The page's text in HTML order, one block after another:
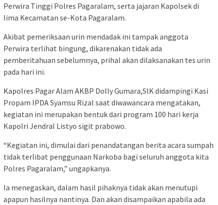
Perwira Tinggi Polres Pagaralam, serta jajaran Kapolsek di
lima Kecamatan se-Kota Pagaralam.
Akibat pemeriksaan urin mendadak ini tampak anggota
Perwira terlihat bingung, dikarenakan tidak ada
pemberitahuan sebelumnya, prihal akan dilaksanakan tes urin
pada hari ini.
Kapolres Pagar Alam AKBP Dolly Gumara,SIK didampingi Kasi
Propam IPDA Syamsu Rizal saat diwawancara mengatakan,
kegiatan ini merupakan bentuk dari program 100 hari kerja
Kapolri Jendral Listyo sigit prabowo.
“Kegiatan ini, dimulai dari penandatangan berita acara sumpah
tidak terlibat penggunaan Narkoba bagi seluruh anggota kita
Polres Pagaralam,” ungapkanya.
Ia menegaskan, dalam hasil pihaknya tidak akan menutupi
apapun hasilnya nantinya. Dan akan disampaikan apabila ada